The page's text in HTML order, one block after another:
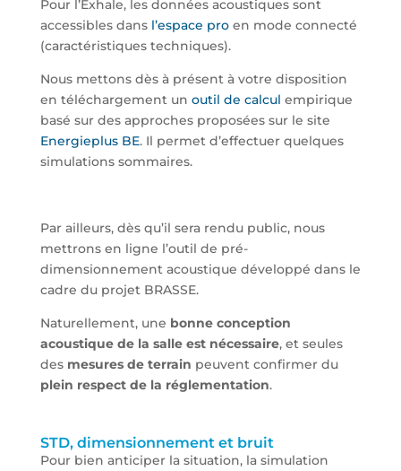
Pour l’Exhale, les données acoustiques sont
accessibles dans l’espace proen mode connecté
(caractéristiques techniques).
Nous mettons dès à présent à votre disposition
en téléchargement un outil de calcul empirique
basé sur des approches proposées sur le site
Energieplus BE. Il permet d’effectuer quelques
simulations sommaires.
Par ailleurs, dès qu’il sera rendu public, nous
mettrons en ligne l’outil de pré-
dimensionnement acoustique développé dans le
cadre du projet BRASSE.
Naturellement, une bonne conception
acoustique de la salle est nécessaire, et seules
des mesures de terrain peuvent confirmer du
plein respect de la réglementation.
STD, dimensionnement et bruit
Pour bien anticiper la situation, la simulation